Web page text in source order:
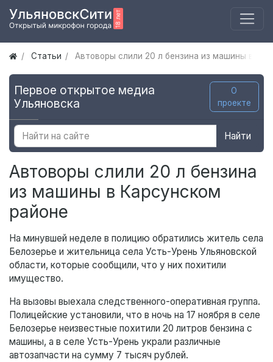
Статьи Автоворы слили 20 л бензина из машины в
Первое открытое медиа
Ульяновска
О
проекте
Найти
Автоворы слили 20 л бензина
из машины в Карсунском
районе
На минувшей неделе в полицию обратились житель села
Белозерье и жительница села Усть-Урень Ульяновской
области, которые сообщили, что у них похитили
имущество.
На вызовы выехала следственного-оперативная группа.
Полицейские установили, что в ночь на 17 ноября в селе
Белозерье неизвестные похитили 20 литров бензина с
машины, а в селе Усть-Урень украли различные
автозапчасти на сумму 7 тысяч рублей.